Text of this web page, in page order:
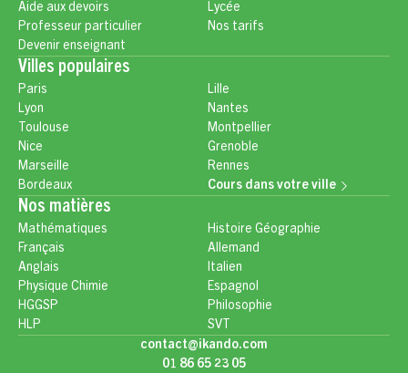
Aide aux devoirs
Professeur particulier
Devenir enseignant
Lycée
Nos tarifs
Villes populaires
Paris
Lyon
Toulouse
Nice
Marseille
Bordeaux
Lille
Nantes
Montpellier
Grenoble
Rennes
Cours dans votre ville
Nos matières
Mathématiques
Français
Anglais
Physique Chimie
HGGSP
HLP
Histoire Géographie
Allemand
Italien
Espagnol
Philosophie
SVT
contact@ikando.com
01 86 65 23 05